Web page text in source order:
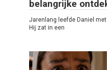
belangrijke
Jarenlang leefde Daniel
Hij zat in een